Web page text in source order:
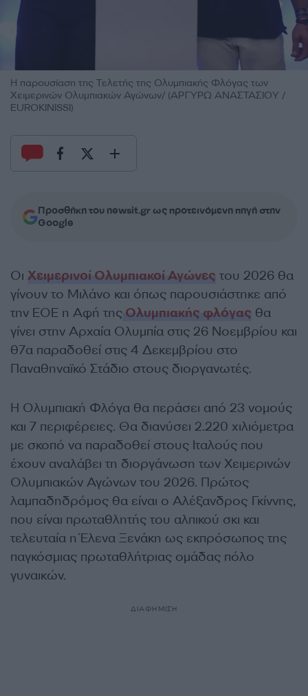
Η παρουσίαση της Τελετής της Ολυμπιακής Φλόγας των
Χειμερινών Ολυμπιακών Αγώνων/ (ΑΡΓΥΡΩ ΑΝΑΣΤΑΣΙΟΥ /
EUROKINISSI)
Προσθήκη του newsit.gr ως προτεινόμενη πηγή στην
Google
Οι Χειμερινοί Ολυμπιακοί Αγώνες του 2026 θα
γίνουν το Μιλάνο και όπως παρουσιάστηκε από
την ΕΟΕ η Αφή της Ολυμπιακής φλόγας θα
γίνει στην Αρχαία Ολυμπία στις 26 Νοεμβρίου και
θ7α παραδοθεί στις 4 Δεκεμβρίου στο
Παναθηναϊκό Στάδιο στους διοργανωτές.
Η Ολυμπιακή Φλόγα θα περάσει από 23 νομούς
και 7 περιφέρειες. Θα διανύσει 2.220 χιλιόμετρα
με σκοπό να παραδοθεί στους Ιταλούς που
έχουν αναλάβει τη διοργάνωση των Χειμερινών
Ολυμπιακών Αγώνων του 2026. Πρώτος
λαμπαδηδρόμος θα είναι ο Αλέξανδρος Γκίννης,
που είναι πρωταθλητής του αλπικού σκι και
τελευταία η Έλενα Ξενάκη ως εκπρόσωπος της
παγκόσμιας πρωταθλήτριας ομάδας πόλο
γυναικών.
ΔΙΑΦΗΜΙΣΗ